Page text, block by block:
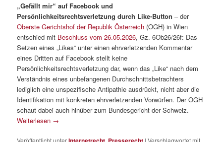
„Gefällt mir“ auf Facebook und
Persönlichkeitsrechtsverletzung durch Like-Button– der
Oberste Gerichtshof der Republik Österreich (OGH) in Wien
entschied mit Beschluss vom 26.05.2026, Gz. 6Ob26/26f: Das
Setzen eines „Likes“ unter einen ehrverletzenden Kommentar
eines Dritten auf Facebook stellt keine
Persönlichkeitsrechtsverletzung dar, wenn das „Like“ nach dem
Verständnis eines unbefangenen Durchschnittsbetrachters
lediglich eine unspezifische Antipathie ausdrückt, nicht aber die
Identifikation mit konkreten ehrverletzenden Vorwürfen. Der OGH
schaut dabei auch hinüber zum Bundesgericht der Schweiz.
Weiterlesen →
Veröffentlicht unter , |Verschlagwortet mit